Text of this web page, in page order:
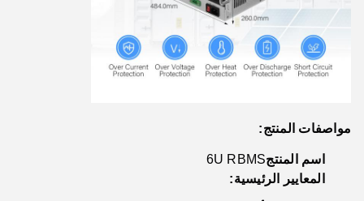
مواصفات المنتج:
اسم المنتج6U RBMS
المعايير الرئيسية: